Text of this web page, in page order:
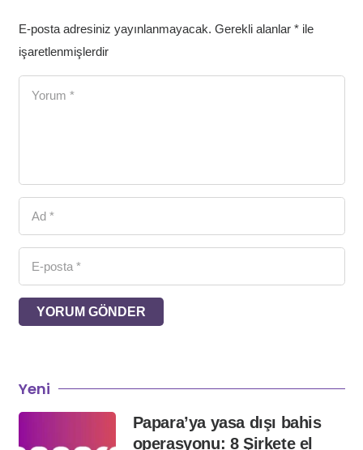
E-posta adresiniz yayınlanmayacak. Gerekli alanlar *ile
işaretlenmişlerdir
YORUM GÖNDER
Yeni
Papara’ya yasa dışı bahis
operasyonu: 8 Şirkete el